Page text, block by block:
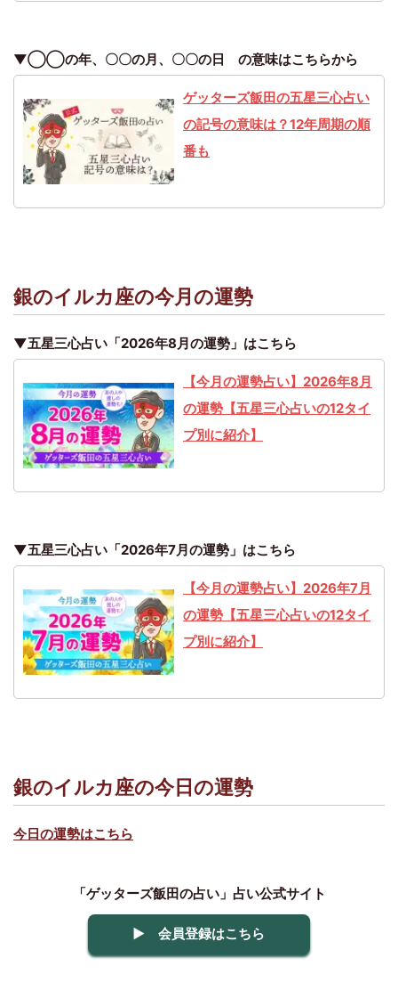
▼◯◯の年、〇〇の月、〇〇の日 の意味はこちらから
ゲッターズ飯田の五星三心占い
の記号の意味は？12年周期の順
番も
銀のイルカ座の今月の運勢
▼五星三心占い「2026年8月の運勢」はこちら
【今月の運勢占い】2026年8月
の運勢【五星三心占いの12タイ
プ別に紹介】
▼五星三心占い「2026年7月の運勢」はこちら
【今月の運勢占い】2026年7月
の運勢【五星三心占いの12タイ
プ別に紹介】
銀のイルカ座の今日の運勢
今日の運勢はこちら
「ゲッターズ飯田の占い」占い公式サイト
▶ 会員登録はこちら